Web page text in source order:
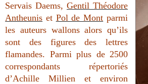
Servais Daems,Gentil Théodore
Antheunis et Pol de Mont parmi
les auteurs wallons alors qu’ils
sont des figures des lettres
flamandes. Parmi plus de 2500
correspondants répertoriés
d’Achille Millien et environ